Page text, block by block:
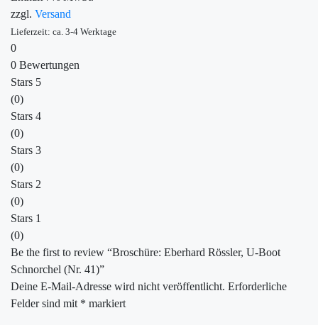
zzgl. Versand
Lieferzeit: ca. 3-4 Werktage
0
0 Bewertungen
Stars 5
(0)
Stars 4
(0)
Stars 3
(0)
Stars 2
(0)
Stars 1
(0)
Be the first to review “Broschüre: Eberhard Rössler, U-Boot
Schnorchel (Nr. 41)”
Deine E-Mail-Adresse wird nicht veröffentlicht. Erforderliche
Felder sind mit * markiert